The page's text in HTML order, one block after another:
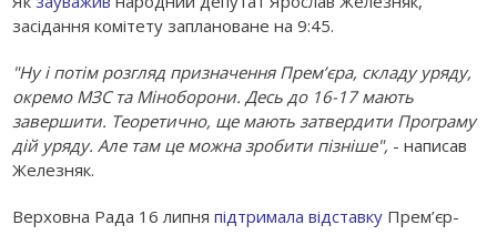
засідання комітету заплановане на 9:45.
"Ну і потім розгляд призначення Премʼєра, складу уряду,
окремо МЗС та Міноборони. Десь до 16-17 мають
завершити. Теоретично, ще мають затвердити Програму
дій уряду. Але там це можна зробити пізніше", - написав
Железняк.
Верховна Рада 16 липняпідтримала відставку Прем’єр-